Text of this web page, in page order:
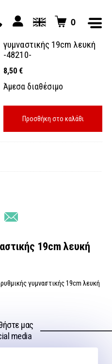
0
γυμναστικής 19cm λευκή
-48210-
8,50 €
Άμεσα διαθέσιμο
Προσθήκη στο καλάθι
19cm λευκή
γυμναστικής 19cm λευκή
μας
media